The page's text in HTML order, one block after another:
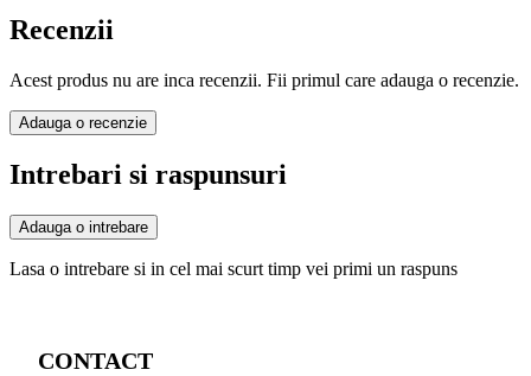
Recenzii
Acest produs nu are inca recenzii. Fii primul care adauga o recenzie.
Adauga o recenzie
Intrebari si raspunsuri
Adauga o intrebare
Lasa o intrebare si in cel mai scurt timp vei primi un raspuns
CONTACT